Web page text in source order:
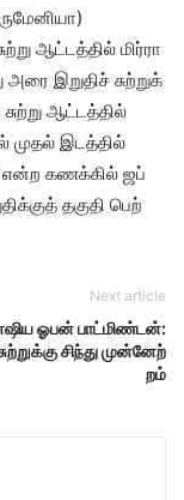
ஆட்​டத்​தில் மிர்ரா
இறு​திச் சுற்​றுக்​
ஆட்டத்​தில்
முதல் இடத்​தில்
என்ற கணக்​கில் ஜப்​
தகுதி பெற்​
Next article
ஓபன் பாட்மிண்டன்:
சிந்து முன்னேற்​
றம்